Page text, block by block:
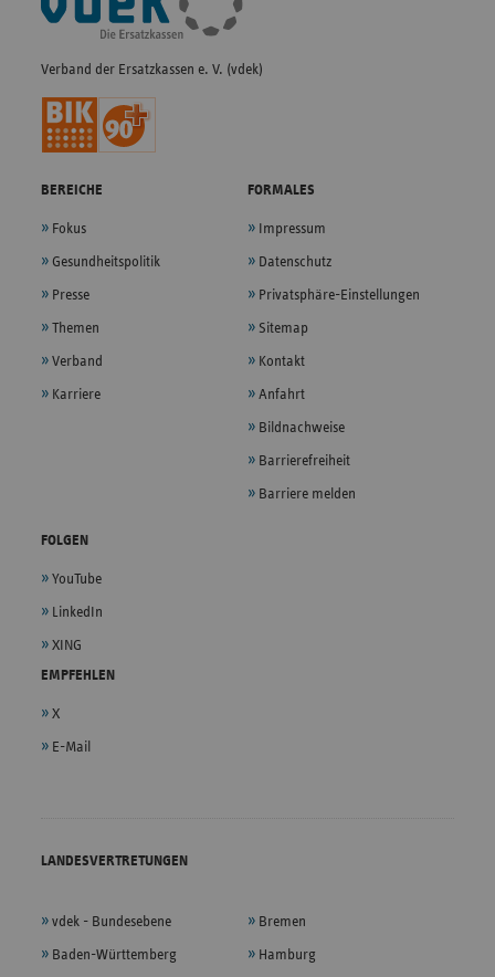
Navigation
Verband der Ersatzkassen e. V. (vdek)
BEREICHE
Fokus
Gesundheitspolitik
Presse
Themen
Verband
Karriere
FORMALES
Impressum
Datenschutz
Privatsphäre-Einstellungen
Sitemap
Kontakt
Anfahrt
Bildnachweise
Barrierefreiheit
Barriere melden
FOLGEN
YouTube
LinkedIn
XING
EMPFEHLEN
X
E-Mail
LANDESVERTRETUNGEN
vdek - Bundesebene
Baden-Württemberg
Bremen
Hamburg